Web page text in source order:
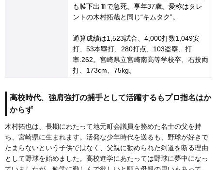
も膜下出血で急死。享年37歳。愛称はタレ
ントの木村拓哉と同じ“キムタク”。
通算成績は1,523試合、4,000打数1,049安
打、53本塁打、280打点、103盗塁、打
率.262。宮崎県立宮崎南高等学校卒、右投両
打、173cm、75kg。
高校時代、強肩強打の捕手として活躍するもプロ指名はか
からず
木村拓也は、長期にわたって地元町会議員を務めた名士の父を持
ち、宮崎県に生まれます。活発な少年時代を送るも、野球が好きで
たまらないという子供ではなく、父親に勧められた剣道を断る理由
として野球を始めました。高校進学にあたっては野球に夢中になっ